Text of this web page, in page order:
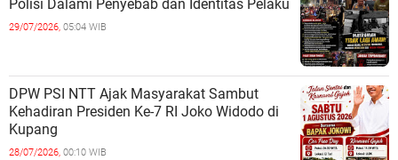
Polisi Dalami Penyebab dan Identitas Pelaku
29/07/2026, 05:04 WIB
DPW PSI NTT Ajak Masyarakat Sambut
Kehadiran Presiden Ke-7 RI Joko Widodo di
Kupang
28/07/2026, 00:10 WIB